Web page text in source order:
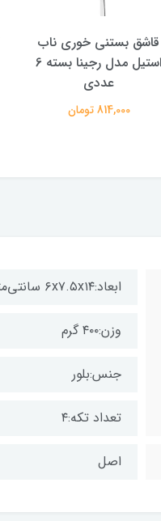
قاشق بستنی خوری ناب
استیل مدل رجینا بسته 6
عددی
814,000 تومان
ابعاد:۶x۷.۵x۱۴ سانتی‌متر
وزن:۴۰۰ گرم
جنس:بلور
تعداد تکه:۴
اصل